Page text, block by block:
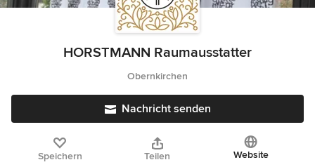
HORSTMANN Raumausstatter
Obernkirchen
Nachricht senden
Speichern Teilen Website